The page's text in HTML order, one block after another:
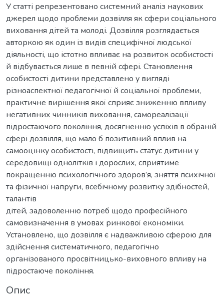
У статті репрезентовано системний аналіз наукових
джерел щодо проблеми дозвілля як сфери соціального
виховання дітей та молоді. Дозвілля розглядається
авторкою як один із видів специфічної людської
діяльності, що істотно впливає на розвиток особистості
й відбувається лише в певній сфері. Становлення
особистості дитини представлено у вигляді
різноаспектної педагогічної й соціальної проблеми,
практичне вирішення якої сприяє зниженню впливу
негативних чинників виховання, самореалізації
підростаючого покоління, досягненню успіхів в обраній
сфері дозвілля, що мало б позитивний вплив на
самооцінку особистості, підвищить статус дитини у
середовищі однолітків і дорослих, сприятиме
покращенню психологічного здоров’я, зняття психічної
та фізичної напруги, всебічному розвитку здібностей,
талантів
дітей, задоволенню потреб щодо професійного
самовизначення в умовах ринкової економіки.
Установлено, що дозвілля є надважливою сферою для
здійснення систематичного, педагогічно
організованого просвітницько-виховного впливу на
підростаюче покоління.
Опис